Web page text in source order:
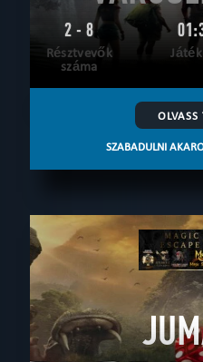
2 - 8
Résztvevők
száma
SZABADULNI